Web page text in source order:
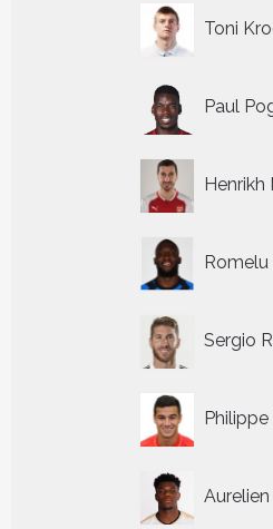
Toni
Paul
Henrikh
Romelu
Sergio